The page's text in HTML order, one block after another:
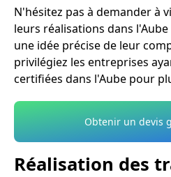
N'hésitez pas à demander à
leurs réalisations dans
une idée précise de leur
privilégiez les entreprises
certifiées dans l'Aube pour
Obtenir un devis
Réalisation des